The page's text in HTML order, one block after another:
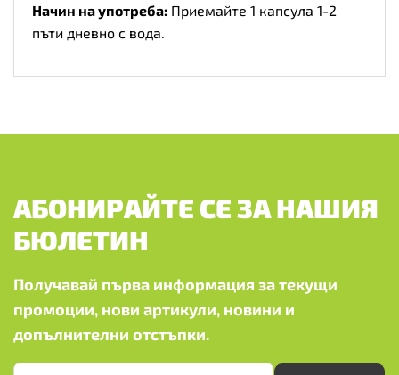
Начин на употреба: Приемайте 1 капсула 1-2
пъти дневно с вода.
АБОНИРАЙТЕ СЕ ЗА НАШИЯ
БЮЛЕТИН
Получавай първа информация за текущи
промоции, нови артикули, новини и
допълнителни отстъпки.